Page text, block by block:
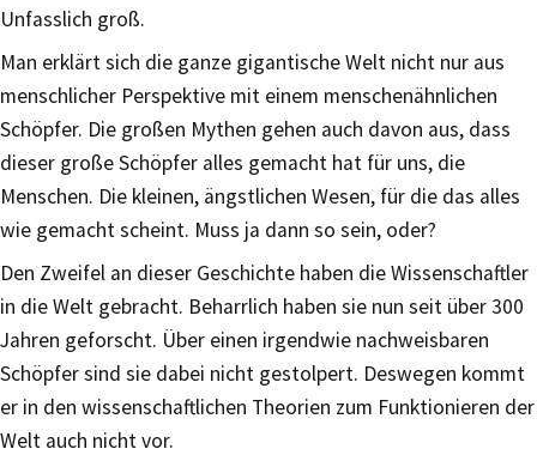
Unfasslich groß.
Man erklärt sich die ganze gigantische Welt nicht nur aus
menschlicher Perspektive mit einem menschenähnlichen
Schöpfer. Die großen Mythen gehen auch davon aus, dass
dieser große Schöpfer alles gemacht hat für uns, die
Menschen. Die kleinen, ängstlichen Wesen, für die das alles
wie gemacht scheint. Muss ja dann so sein, oder?
Den Zweifel an dieser Geschichte haben die Wissenschaftler
in die Welt gebracht. Beharrlich haben sie nun seit über 300
Jahren geforscht. Über einen irgendwie nachweisbaren
Schöpfer sind sie dabei nicht gestolpert. Deswegen kommt
er in den wissenschaftlichen Theorien zum Funktionieren der
Welt auch nicht vor.